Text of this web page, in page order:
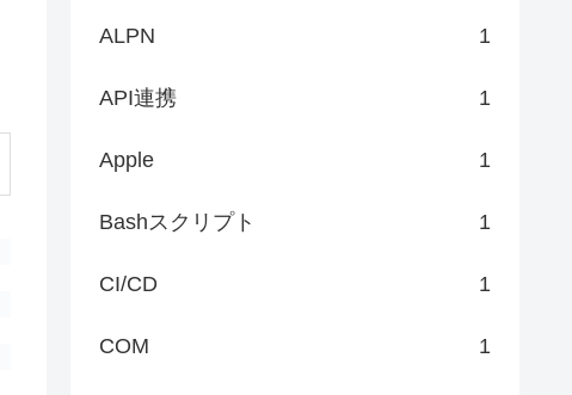
ALPN 1
API連携 1
Apple 1
Bashスクリプト 1
CI/CD 1
COM 1